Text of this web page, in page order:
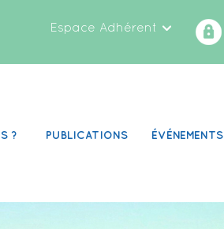
Espace Adhérent
? PUBLICATIONS ÉVÉNEMENTS